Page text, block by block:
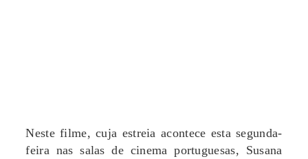
Neste filme, cuja estreia acontece esta segunda-
feira nas salas de cinema portuguesas, Susana